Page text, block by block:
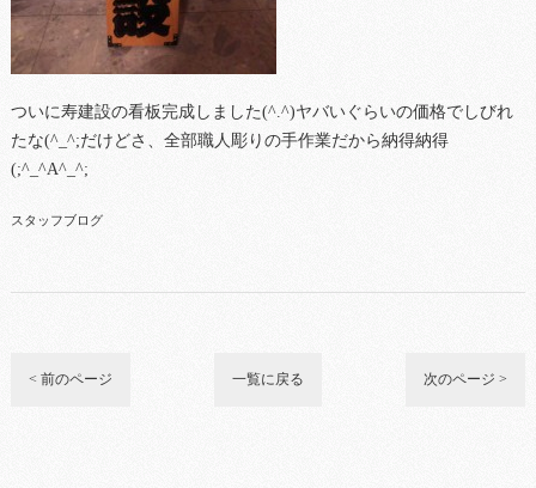
ついに寿建設の看板完成しました(^.^)ヤバいぐらいの価格でしびれ
たな(^_^;だけどさ、全部職人彫りの手作業だから納得納得
(;^_^A^_^;
スタッフブログ
< 前のページ 一覧に戻る 次のページ >